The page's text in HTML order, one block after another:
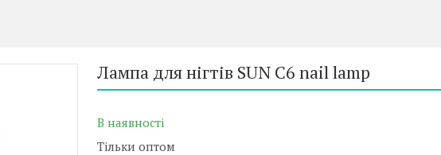
Лампа для нігтів SUN C6 nail lamp
В наявності
Тільки оптом